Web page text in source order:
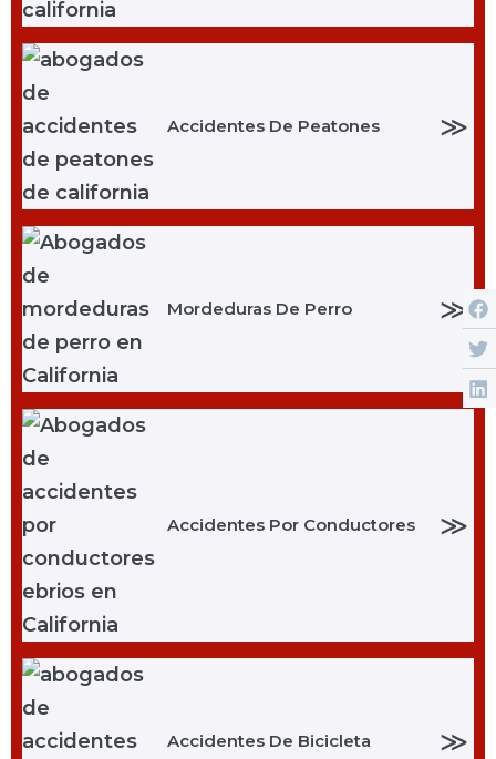
Accidentes De Peatones ≫
Mordeduras De Perro ≫
Accidentes Por Conductores ≫
Accidentes De Bicicleta ≫